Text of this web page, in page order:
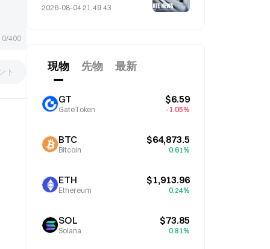
0/400
ト
へシフト
2026-08-04 21:49:43
現物 先物 最新
GT
GateToken
$6.59
-1.05%
BTC
Bitcoin
$64,873.5
0.61%
ETH
Ethereum
$1,913.96
0.24%
SOL
Solana
$73.85
0.81%